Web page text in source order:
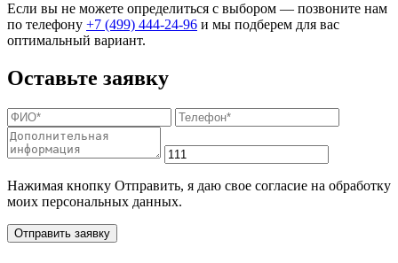
Если вы не можете определиться с выбором — позвоните нам
по телефону +7 (499) 444-24-96 и мы подберем для вас
оптимальный вариант.
Оставьте заявку
Нажимая кнопку Отправить, я даю свое согласие на обработку
моих персональных данных.
Отправить заявку